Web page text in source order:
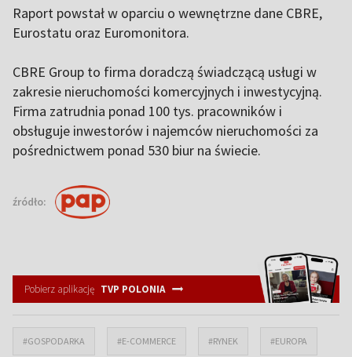
Raport powstał w oparciu o wewnętrzne dane CBRE,
Eurostatu oraz Euromonitora.
CBRE Group to firma doradczą świadczącą usługi w
zakresie nieruchomości komercyjnych i inwestycyjną.
Firma zatrudnia ponad 100 tys. pracowników i
obsługuje inwestorów i najemców nieruchomości za
pośrednictwem ponad 530 biur na świecie.
źródło:
Pobierz aplikację TVP POLONIA
#GOSPODARKA #E-COMMERCE #RYNEK #EUROPA